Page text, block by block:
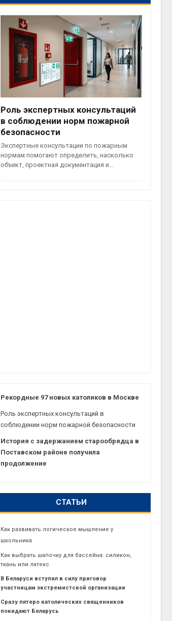
Роль экспертных консультаций
в соблюдении норм пожарной
безопасности
Экспертные консультации по пожарным
нормам помогают определить, насколько
объект, проектная документация и…
Рекордные 97 новых католиков в Москве
Роль экспертных консультаций в
соблюдении норм пожарной безопасности
История с задержанием старообрядца в
Поставском районе получила
продолжение
СТАТЬИ
Как развивать логическое мышление у
школьника
Как выбрать шапочку для бассейна: силикон,
ткань или латекс
В Беларуси вступил в силу приговор
участницам экстремистской организации
Сразу пятеро католических священников
покидают Беларусь